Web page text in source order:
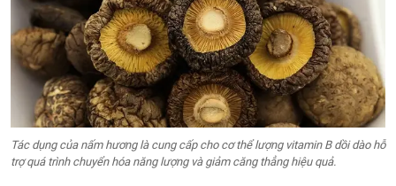
Tác dụng của nấm hương là cung cấp cho cơ thể lượng vitamin B dồi dào hỗ
trợ quá trình chuyển hóa năng lượng và giảm căng thẳng hiệu quả.